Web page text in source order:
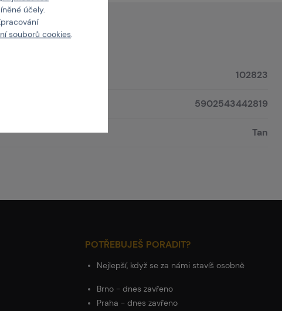
102823
5902543442819
Tan
POTŘEBUJEŠ PORADIT?
Nejlepší, když se za námi stavíš osobně
Brno - dnes zavřeno
Praha - dnes zavřeno
účely.
souborů cookies.